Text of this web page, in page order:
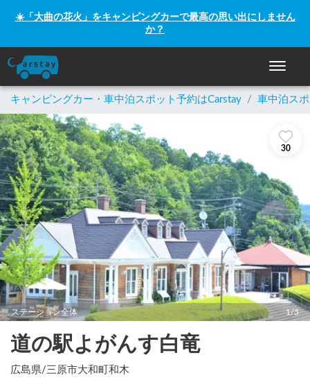
☀️「大曲の花火」をキャンピングカーで最高の思い出にしません
か？
ナビゲ
キャンピングカー・車中泊スポット予約はCarstay / 車中泊ス
30
ステーション全体 1/5
道の駅よがんす白竜
広島県/三原市大和町和木